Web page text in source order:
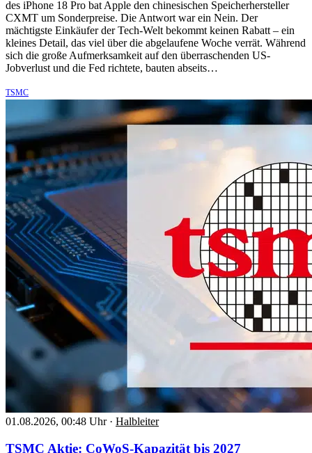
des iPhone 18 Pro bat Apple den chinesischen Speicherhersteller
CXMT um Sonderpreise. Die Antwort war ein Nein. Der
mächtigste Einkäufer der Tech-Welt bekommt keinen Rabatt – ein
kleines Detail, das viel über die abgelaufene Woche verrät. Während
sich die große Aufmerksamkeit auf den überraschenden US-
Jobverlust und die Fed richtete, bauten abseits…
TSMC
01.08.2026, 00:48 Uhr · Halbleiter
TSMC Aktie: CoWoS-Kapazität bis 2027